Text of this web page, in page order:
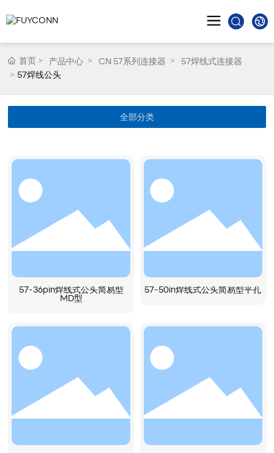
首页 产品中心 CN 57系列连接器
57焊线式连接器
57焊线公头
全部分类
57-36pin焊线式公头简易型
MD型
57-50in焊线式公头简易型平孔